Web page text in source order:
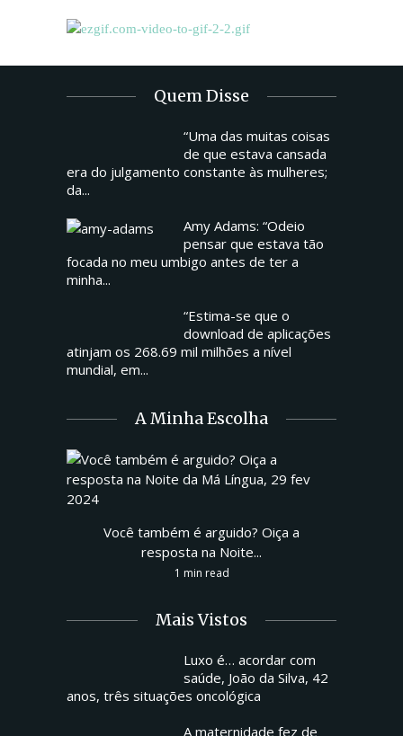
Quem Disse
“Uma das muitas coisas
de que estava cansada
era do julgamento constante às mulheres;
da...
Amy Adams: “Odeio
pensar que estava tão
focada no meu umbigo antes de ter a
minha...
“Estima-se que o
download de aplicações
atinjam os 268.69 mil milhões a nível
mundial, em...
A Minha Escolha
Você também é arguido? Oiça a
resposta na Noite...
1 min read
Mais Vistos
Luxo é… acordar com
saúde, João da Silva, 42
anos, três situações oncológica
A maternidade fez de